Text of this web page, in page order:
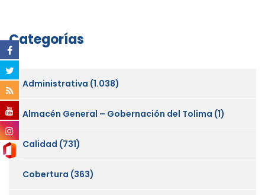
Categorías
Administrativa (1.038)
Almacén General – Gobernación del Tolima (1)
Calidad (731)
Cobertura (363)